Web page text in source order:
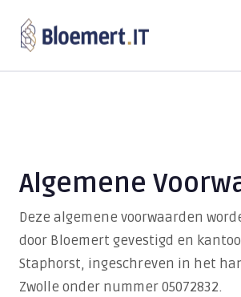
Laptops en computers
Microsoft 365
Microsoft Copilot
Bouw
Transport
Industrie
Zorg & Welzijn
Referenties
Over Bloemert IT
Over ons
Contact
Algemene
Deze algemene voorwaarden
door Bloemert gevestigd en
Staphorst, ingeschreven in het
Zwolle onder nummer 05072832.